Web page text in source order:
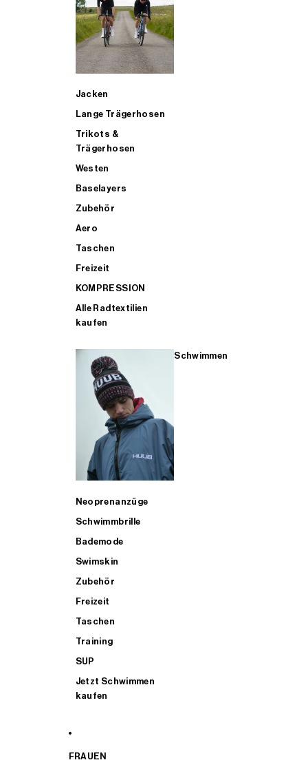
Jacken
Lange Trägerhosen
Trikots &
Trägerhosen
Westen
Baselayers
Zubehör
Aero
Taschen
Freizeit
KOMPRESSION
Alle Radtextilien
kaufen
Schwimmen
Neoprenanzüge
Schwimmbrille
Bademode
Swimskin
Zubehör
Freizeit
Taschen
Training
SUP
Jetzt Schwimmen
kaufen
FRAUEN
ALLE TRIATHLONARTIKEL FÜR MÄNNER KAUFEN